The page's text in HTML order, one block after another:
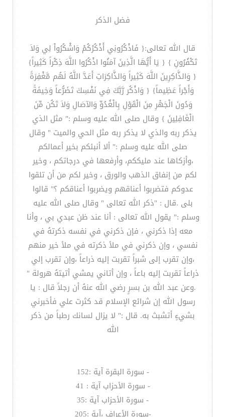
فضل الذكر
قال الله تعالى:{ فَاذْكُرُونِي أَذْكُرْكُمْ وَاشْكُرُواْ لِي وَلاَ
تَكْفُرُونِ } { يَا أَيُّهَا الَّذِينَ آمَنُوا اذْكُرُوا اللَّهَ ذِكْراً كَثِيراً}
{ وَالذَّاكِرِينَ اللَّهَ كَثِيراً وَالذَّاكِرَاتِ أَعَدَّ اللَّهُ لَهُم مَّغْفِرَةً
وَأَجْراً عَظِيماً} { وَاذْكُر رَّبَّكَ فِي نَفْسِكَ تَضَرُّعاً وَخِيفَةً
وَدُونَ الْجَهْرِ مِنَ الْقَوْلِ بِالْغُدُوِّ وَالآصَالِ وَلاَ تَكُن مِّنَ
الْغَافِلِينَ } وقال صلى الله عليه وسلم :" مثل الذي
يذكر ربه والذي لا يذكر ربه مثل الحي والميت " وقال
صلى الله عليه وسلم :" ألا أنبئكم بخير أعمالكم
،وأزكاها عند مليككم، وأرفعها في درجاتكم ، وخير
لكم من إنفاق الذهب والورق ، وخير لكم من أن تلقوا
عدوكم فتضربوا أعناقهم ويضربوا أعناقكم ؟" قالوا
بلى .قال : "ذكر الله تعالى " وقال صلى الله عليه
وسلم :" يقول الله تعالى : أنا عند ظن عبدي بي ، وأنا
معه إذا ذكرني ، فإن ذكرني في نفسه ذكرتهُ في
نفسي ، وإن ذكرني في ملأ ذكرته في ملأ خير منهم
،وإن تقرب إلى شبراً تقربت إليه ذراعاً ،وإن تقرب إلي
ذراعاً تقربت إليه باعاً ، وإن أتاني يمشي أتيتهُ هرولة "
.وعن عبد الله بن بسرٍ رضي الله عنهُ أن رجلاً قال : يا
رسول الله إن شرائع الإسلام قد كثرت علي فأخبرني
بشيءٍ أتشبث به. قال :" لا يزال لسانك رطباً من ذكر
الله
- سورة البقرة آية :152
- سورة الأحزاب آية : 41
- سورة الأحزاب آية :35
-سورة الأعراف ،آية :205